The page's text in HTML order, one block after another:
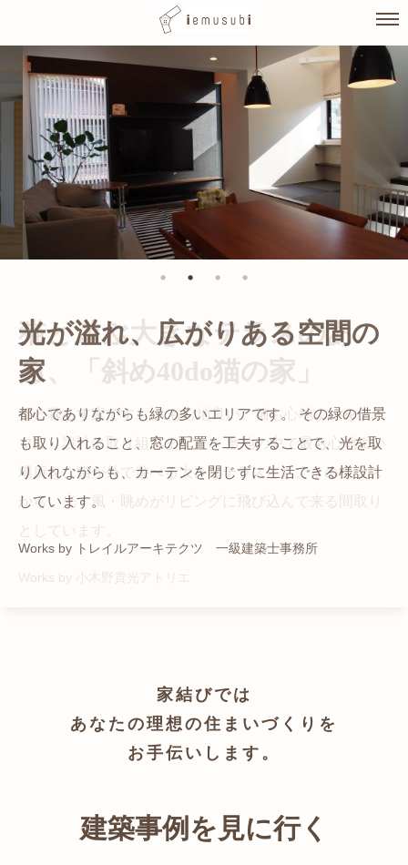
Skip
content
猫と暮らす家です。 人も心地良い、猫も心地よいをテー
マに、設計に取り組みました。 敷地の中で最も心地よい
場所を、猫が外で遊べる大きなテラスとし、そのテラス
から、光・風・眺めがリビングに飛び込んで来る間取り
としています。
Works by 小木野貴光アトリエ
光が溢れ、広がりある空間の
家
都心でありながらも緑の多いエリアです。 その緑の借景
も取り入れること、窓の配置を工夫することで、光を取
り入れながらも、カーテンを閉じずに生活できる様設計
しています。
Works by トレイルアーキテクツ 一級建築士事務所
自然の中の岩山を切り開いて造った、ワイルドなゲスト
ハウスをイメージした空間が広がる都市型住宅です。
かつての機織り工場が、その趣を残しつつ孫世帯の住居
へと蘇りました。
家結びでは
あなたの理想の住まいづくりを
お手伝いします。
建築事例を見に行く